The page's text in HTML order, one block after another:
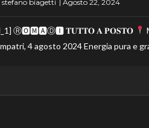
stefano biagetti
Ⓡ🅾🅼🅰Ⓓ🅸 𝐓𝐔𝐓𝐓𝐎 𝐀 𝐏𝐎𝐒𝐓𝐎
4 agosto 2024 Energia pura e